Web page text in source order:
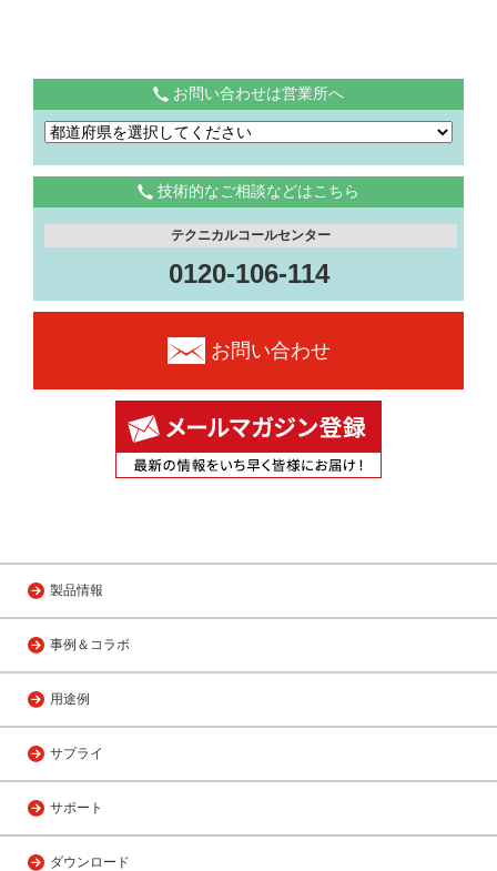
お問い合わせは営業所へ
技術的なご相談などはこちら
テクニカルコールセンター
0120-106-114
お問い合わせ
製品情報
事例＆コラボ
用途例
サプライ
サポート
ダウンロード